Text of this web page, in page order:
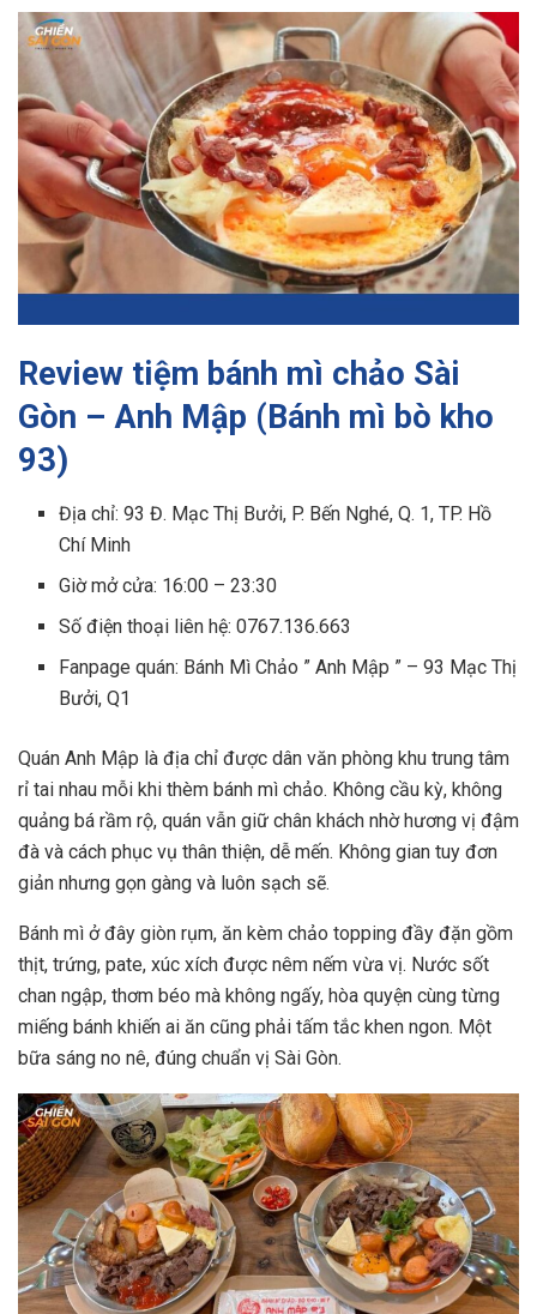
Review tiệm bánh mì chảo Sài
Gòn – Anh Mập (Bánh mì bò kho
93)
Địa chỉ: 93 Đ. Mạc Thị Bưởi, P. Bến Nghé, Q. 1, TP. Hồ
Chí Minh
Giờ mở cửa: 16:00 – 23:30
Số điện thoại liên hệ: 0767.136.663
Fanpage quán: Bánh Mì Chảo ” Anh Mập ” – 93 Mạc Thị
Bưởi, Q1
Quán Anh Mập là địa chỉ được dân văn phòng khu trung tâm
rỉ tai nhau mỗi khi thèm bánh mì chảo. Không cầu kỳ, không
quảng bá rầm rộ, quán vẫn giữ chân khách nhờ hương vị đậm
đà và cách phục vụ thân thiện, dễ mến. Không gian tuy đơn
giản nhưng gọn gàng và luôn sạch sẽ.
Bánh mì ở đây giòn rụm, ăn kèm chảo topping đầy đặn gồm
thịt, trứng, pate, xúc xích được nêm nếm vừa vị. Nước sốt
chan ngập, thơm béo mà không ngấy, hòa quyện cùng từng
miếng bánh khiến ai ăn cũng phải tấm tắc khen ngon. Một
bữa sáng no nê, đúng chuẩn vị Sài Gòn.